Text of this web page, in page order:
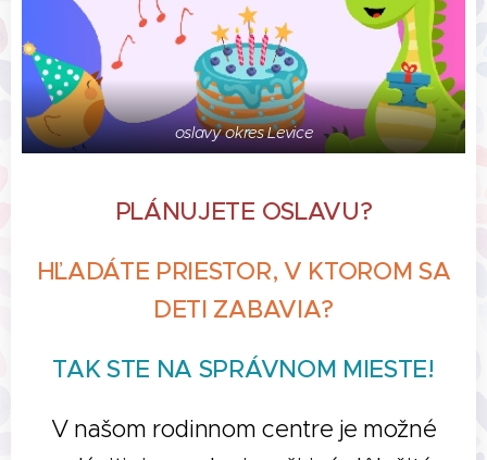
oslavy okres Levice
PLÁNUJETE OSLAVU?
HĽADÁTE PRIESTOR, V KTOROM SA
DETI ZABAVIA?
TAK STE NA SPRÁVNOM MIESTE!
V našom rodinnom centre je možné